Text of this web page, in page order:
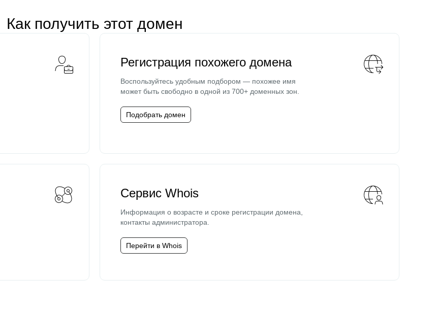
Как получить этот домен
Регистрация похожего домена
Воспользуйтесь удобным подбором — похожее имя
может быть свободно в одной из 700+ доменных зон.
Подобрать домен
Сервис Whois
Информация о возрасте и сроке регистрации домена,
контакты администратора.
Перейти в Whois